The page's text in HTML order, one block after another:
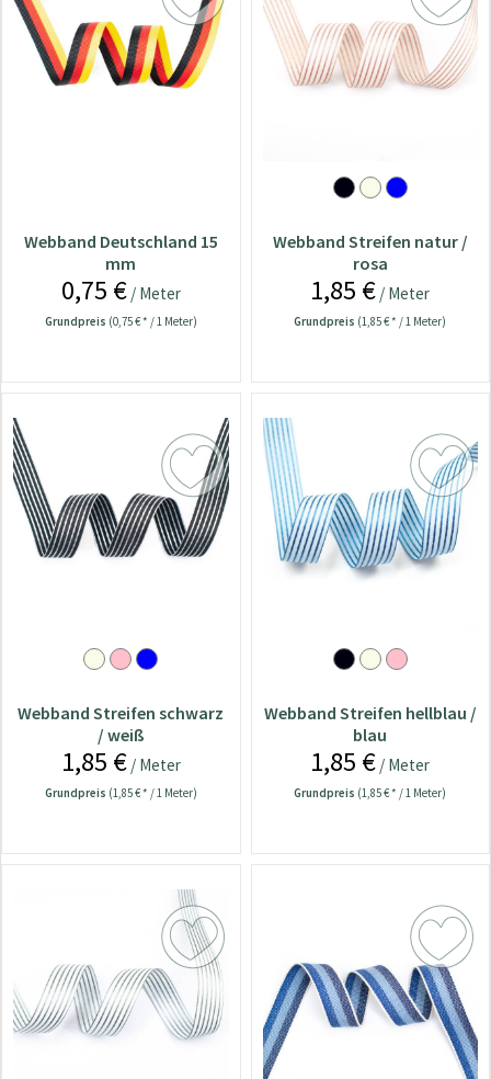
Webband Deutschland 15
mm
0,75 €/ Meter
Grundpreis (0,75 € * / 1 Meter)
Webband Streifen natur /
rosa
1,85 € / Meter
Grundpreis (1,85 € * / 1 Meter)
Webband Streifen schwarz
/ weiß
1,85 €/ Meter
Grundpreis (1,85 € * / 1 Meter)
Webband Streifen hellblau /
blau
1,85 € / Meter
Grundpreis (1,85 € * / 1 Meter)